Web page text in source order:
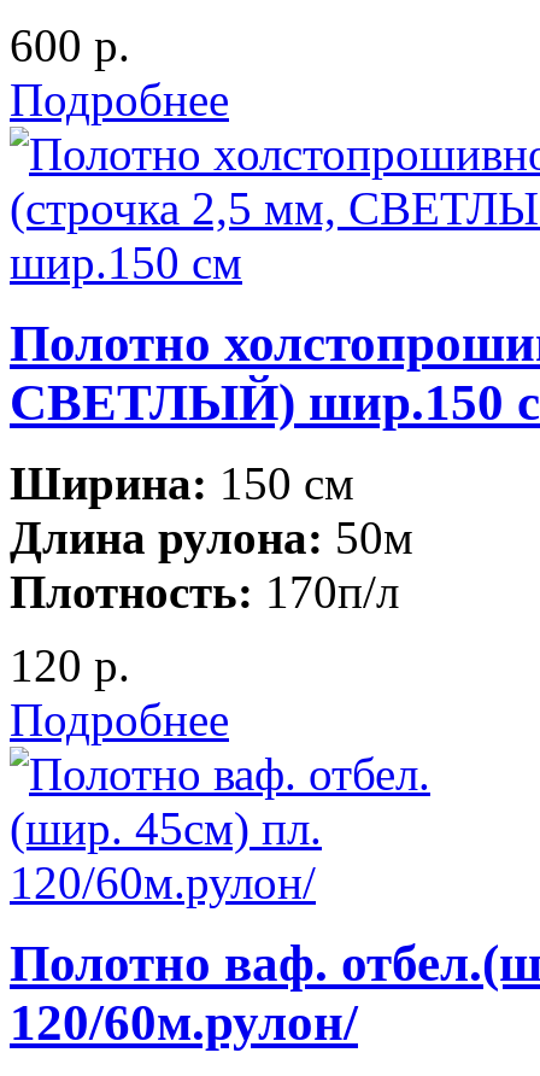
600 р.
Подробнее
Полотно
СВЕТЛЫЙ) шир.150
Ширина: 150 см
Длина рулона: 50м
Плотность: 170п/л
120 р.
Подробнее
Полотно ваф.
120/60м.рулон/